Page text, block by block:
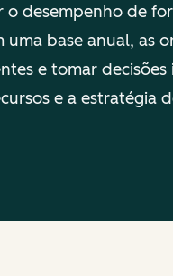
o desempenho de
base anual, as
e tomar
e a estratégia